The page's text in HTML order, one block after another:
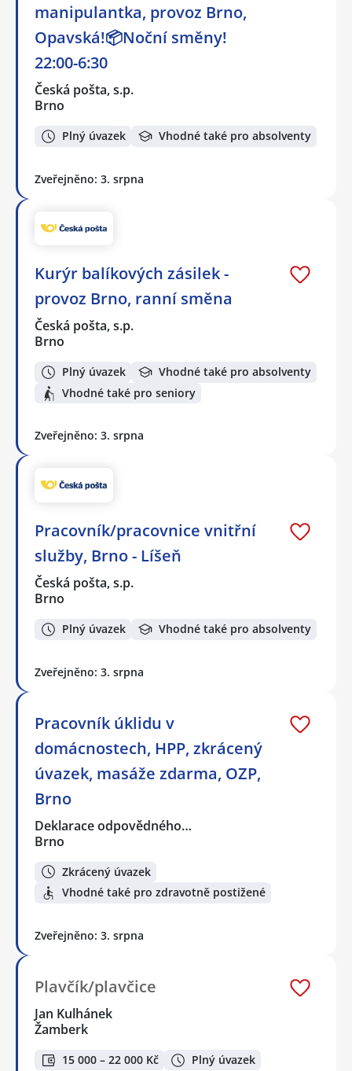
manipulantka, provoz Brno,
Opavská!📦Noční směny!
22:00-6:30
Česká pošta, s.p.
Brno
Plný úvazek Vhodné také pro absolventy
Zveřejněno: 3. srpna
Kurýr balíkových zásilek -
provoz Brno, ranní směna
Česká pošta, s.p.
Brno
Plný úvazek
Vhodné také pro absolventy
Vhodné také pro seniory
Zveřejněno: 3. srpna
Pracovník/pracovnice vnitřní
služby, Brno - Líšeň
Česká pošta, s.p.
Brno
Plný úvazek Vhodné také pro absolventy
Zveřejněno: 3. srpna
Pracovník úklidu v
domácnostech, HPP, zkrácený
úvazek, masáže zdarma, OZP,
Brno
Deklarace odpovědného…
Brno
Zkrácený úvazek
Vhodné také pro zdravotně postižené
Zveřejněno: 3. srpna
Plavčík/plavčice
Jan Kulhánek
Žamberk
15 000 – 22 000 Kč Plný úvazek